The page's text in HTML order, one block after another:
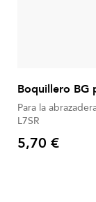
Boquillero BG
Para la
L7SR
Precio
5,70 €